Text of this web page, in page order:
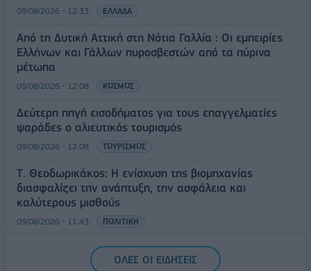
09/08/2026 - 12:33 ΕΛΛΑΔΑ
Από τη Δυτική Αττική στη Νότια Γαλλία : Οι εμπειρίες
Ελλήνων και Γάλλων πυροσβεστών από τα πύρινα
μέτωπα
09/08/2026 - 12:08 ΚΟΣΜΟΣ
Δεύτερη πηγή εισοδήματος για τους επαγγελματίες
ψαράδες ο αλιευτικός τουρισμός
09/08/2026 - 12:08 ΤΟΥΡΙΣΜΟΣ
Τ. Θεοδωρικάκος: Η ενίσχυση της βιομηχανίας
διασφαλίζει την ανάπτυξη, την ασφάλεια και
καλύτερους μισθούς
09/08/2026 - 11:43 ΠΟΛΙΤΙΚΗ
Υπ. Μεταφορών: Οριστική λύση στο ζήτημα των
πινακίδων κυκλοφορίας - Τέλος στις χρονοβόρες
ΟΛΕΣ ΟΙ ΕΙΔΗΣΕΙΣ